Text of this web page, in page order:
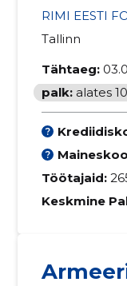
RIMI EESTI
Tallinn
Tähtaeg:
palk: alates
Töötajaid:
Keskmine